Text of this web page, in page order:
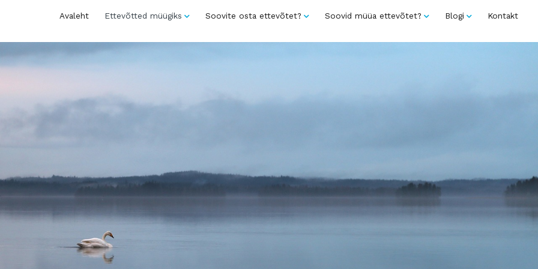
Avaleht Ettevõtted müügiks Soovite osta ettevõtet? Soovid müüa ettevõtet? Blogi Kontakt